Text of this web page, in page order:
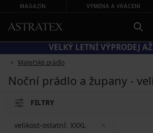
MAGAZÍN VÝMĚNA A VRÁCENÍ
KÓD BRA20 = PODPRSENKY
Mateřské prádlo
Noční prádlo a župany -
FILTRY
velikost-ostatní: XXXL